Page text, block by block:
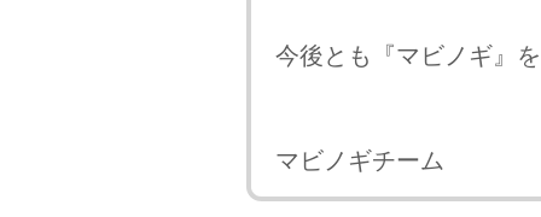
今後とも『マビノギ』
マビノギチーム